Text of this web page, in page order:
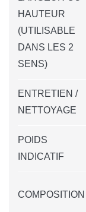
HAUTEUR
(UTILISABLE
DANS LES 2
SENS)
ENTRETIEN /
NETTOYAGE
POIDS
INDICATIF
COMPOSITION